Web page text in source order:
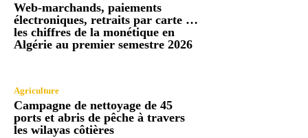
Web-marchands, paiements
électroniques, retraits par carte …
les chiffres de la monétique en
Algérie au premier semestre 2026
Agriculture
Campagne de nettoyage de 45
ports et abris de pêche à travers
les wilayas côtières